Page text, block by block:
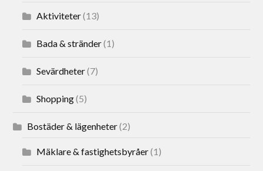
Aktiviteter(13)
Bada & stränder(1)
Sevärdheter(7)
Shopping(5)
Bostäder & lägenheter(2)
Mäklare & fastighetsbyråer(1)